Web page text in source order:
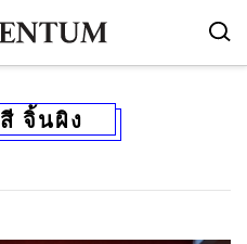
สี จิ้นผิง